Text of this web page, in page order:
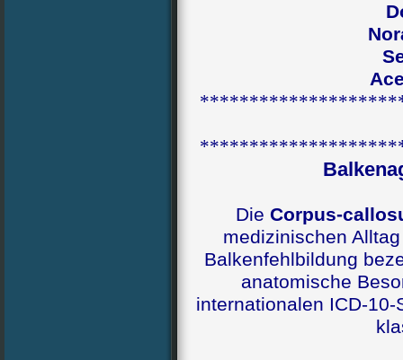
Die Corpus-
medizinischen
Balkenfehlbildung
anatomische
internationalen ICD-